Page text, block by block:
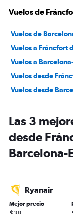
Vuelos de
Vuelos de
Vuelos a Fráncfort
Vuelos a
Vuelos desde
Vuelos desde
Las 3
desde
Barcelona-
Ryanair
Mejor precio